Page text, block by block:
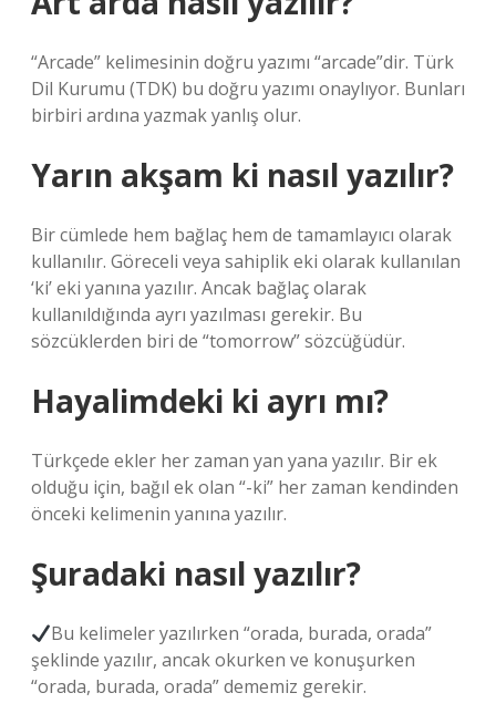
“Arcade” kelimesinin doğru yazımı “arcade”dir. Türk
Dil Kurumu (TDK) bu doğru yazımı onaylıyor. Bunları
birbiri ardına yazmak yanlış olur.
Yarın akşam ki nasıl yazılır?
Bir cümlede hem bağlaç hem de tamamlayıcı olarak
kullanılır. Göreceli veya sahiplik eki olarak kullanılan
‘ki’ eki yanına yazılır. Ancak bağlaç olarak
kullanıldığında ayrı yazılması gerekir. Bu
sözcüklerden biri de “tomorrow” sözcüğüdür.
Hayalimdeki ki ayrı mı?
Türkçede ekler her zaman yan yana yazılır. Bir ek
olduğu için, bağıl ek olan “-ki” her zaman kendinden
önceki kelimenin yanına yazılır.
Şuradaki nasıl yazılır?
Bu kelimeler yazılırken “orada, burada, orada”
şeklinde yazılır, ancak okurken ve konuşurken
“orada, burada, orada” dememiz gerekir.